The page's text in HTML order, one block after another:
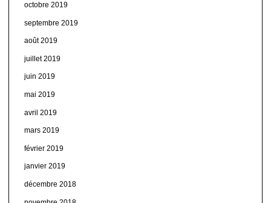
octobre 2019
septembre 2019
août 2019
juillet 2019
juin 2019
mai 2019
avril 2019
mars 2019
février 2019
janvier 2019
décembre 2018